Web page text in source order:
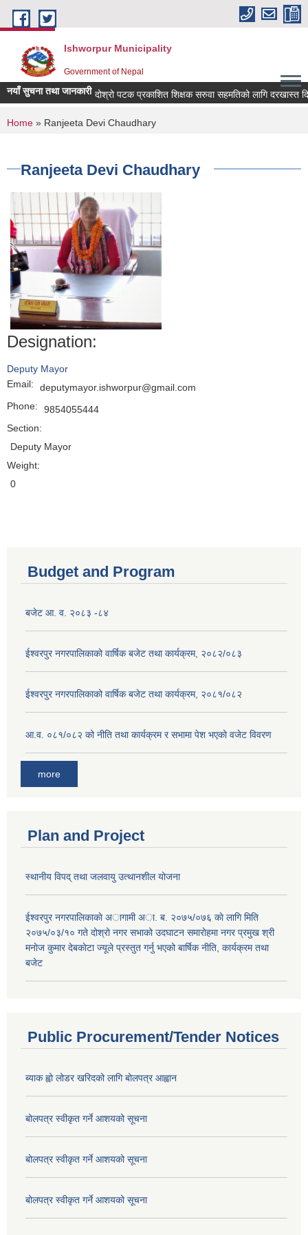
Skip to main content
Ishworpur Municipality
Government of Nepal
नयाँ सुचना तथा जानकारीदोश्रो पटक प्रकाशित शिक्षक सरुवा सहमतिको लागि दरखास्त दिने
You are here
Home » Ranjeeta Devi Chaudhary
Ranjeeta Devi Chaudhary
Designation:
Deputy Mayor
Email:
deputymayor.ishworpur@gmail.com
Phone:
9854055444
Section:
Deputy Mayor
Weight:
0
Budget and Program
बजेट आ. व. २०८३ -८४
ईश्वरपुर नगरपालिकाको वार्षिक बजेट तथा कार्यक्रम, २०८२/०८३
ईश्वरपुर नगरपालिकाको वार्षिक बजेट तथा कार्यक्रम, २०८१/०८२
आ.व. ०८१/०८२ को नीति तथा कार्यक्रम र सभामा पेश भएको वजेट विवरण
more
Plan and Project
स्थानीय विपद् तथा जलवायु उत्थानशील योजना
ईश्वरपुर नगरपालिकाकाे अागामी अा. ब. २०७५/०७६ काे लागि मिति
२०७५/०३/१० गते दोश्रो नगर सभाको उदघाटन समाराेहमा नगर प्रमुख श्री
मनाेज कुमार देबकाेटा ज्यूले प्रस्तुत गर्नु भएको बार्षिक नीति, कार्यक्रम तथा
बजेट
Public Procurement/Tender Notices
ब्याक ह्वो लोडर खरिदको लागि बोलपत्र आह्वान
बोलपत्र स्वीकृत गर्ने आशयको सूचना
बोलपत्र स्वीकृत गर्ने आशयको सूचना
बोलपत्र स्वीकृत गर्ने आशयको सूचना